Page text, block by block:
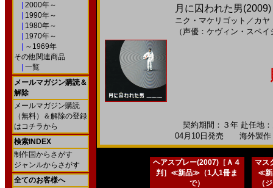
2000年～
1990年～
1980年～
1970年～
～1969年
その他関連商品
一覧
メールマガジン購読＆
解除
メールマガジン購読
（無料）＆解除の登録
はコチラから
検索INDEX
制作国からさがす
ジャンルからさがす
全てのお客様へ
月に囚われた男
ニク・マケリゴット ／ カヤ
（声優：ケヴィン・スペイ
契約期間：３年 赴任地
04月10日発売 海外製作
ヘアスプレー(2007)［Ａ４
判］≪新品≫（1人1冊ま
で）
マス
≪新
（